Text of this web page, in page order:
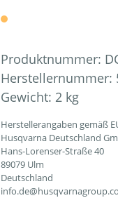
Produktnummer:
Herstellernummer:
Gewicht: 2 kg
Herstellerangaben gemäß
Husqvarna Deutschland
Hans-Lorenser-Straße 40
89079 Ulm
Deutschland